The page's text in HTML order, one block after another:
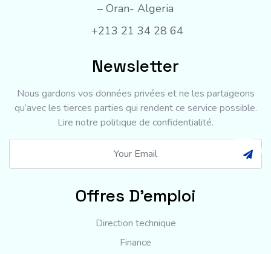
– Oran- Algeria
+213 21 34 28 64
Newsletter
Nous gardons vos données privées et ne les partageons
qu’avec les tierces parties qui rendent ce service possible.
Lire notre politique de confidentialité.
Offres D'emploi
Direction technique
Finance